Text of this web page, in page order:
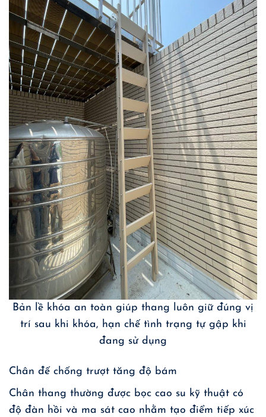
Bản lề khóa an toàn giúp thang luôn giữ đúng vị
trí sau khi khóa, hạn chế tình trạng tự gập khi
đang sử dụng
Chân đế chống trượt tăng độ bám
Chân thang thường được bọc cao su kỹ thuật có
độ đàn hồi và ma sát cao nhằm tạo điểm tiếp xúc